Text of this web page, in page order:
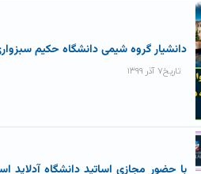
دانشیار گروه شیمی دانشگاه حکیم سبزواری در زمره ۲ درصد شیمیدان های
تاریخ۷ آذر ۱۳۹۹
با حضور مجازی اساتید دانشگاه